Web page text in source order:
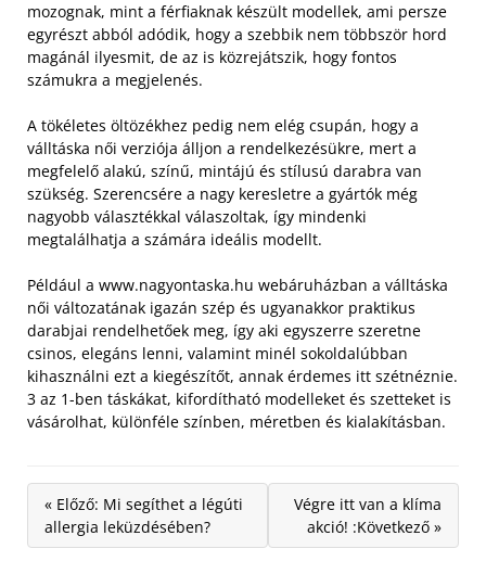
mozognak, mint a férfiaknak készült modellek, ami persze
egyrészt abból adódik, hogy a szebbik nem többször hord
magánál ilyesmit, de az is közrejátszik, hogy fontos
számukra a megjelenés.
A tökéletes öltözékhez pedig nem elég csupán, hogy a
válltáska női verziója álljon a rendelkezésükre, mert a
megfelelő alakú, színű, mintájú és stílusú darabra van
szükség. Szerencsére a nagy keresletre a gyártók még
nagyobb választékkal válaszoltak, így mindenki
megtalálhatja a számára ideális modellt.
Például a www.nagyontaska.hu webáruházban a válltáska
női változatának igazán szép és ugyanakkor praktikus
darabjai rendelhetőek meg, így aki egyszerre szeretne
csinos, elegáns lenni, valamint minél sokoldalúbban
kihasználni ezt a kiegészítőt, annak érdemes itt szétnéznie.
3 az 1-ben táskákat, kifordítható modelleket és szetteket is
vásárolhat, különféle színben, méretben és kialakításban.
« Előző: Mi segíthet a légúti
allergia leküzdésében?
Végre itt van a klíma
akció! :Következő »